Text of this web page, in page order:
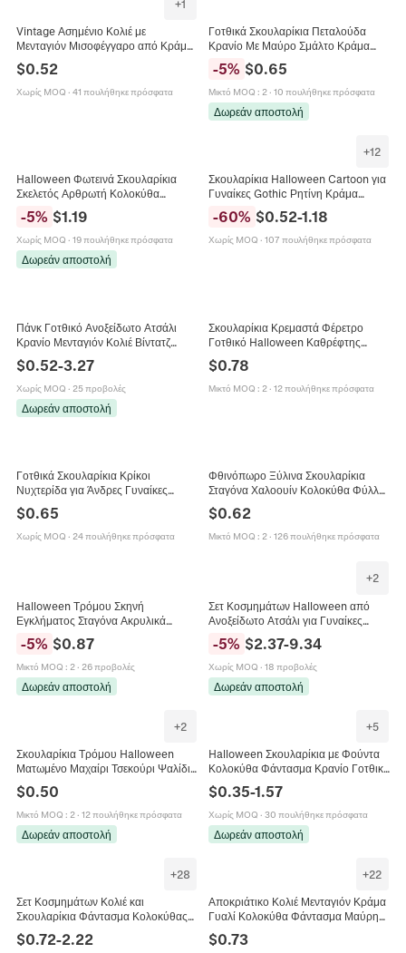
+1
Vintage Ασημένιο Κολιέ με
Μενταγιόν Μισοφέγγαρο από Κράμα
Με Σιλουέτα Μάγισσας Θέμα Μαγείας
Κοσμήματα Halloween για Γυναίκες
Άνδρες
$0.52
Χωρίς MOQ · 41 πουλήθηκε πρόσφατα
Γοτθικά Σκουλαρίκια Πεταλούδα
Κρανίο Με Μαύρο Σμάλτο Κράμα
Μακρύ Άγκιστρο Κοσμήματα Για
Halloween Πάρτι Δώρο Για Άνδρες
Γυναίκες
-5% $0.65
Μικτό MOQ : 2· 10 πουλήθηκε πρόσφατα
Δωρεάν αποστολή
Halloween Φωτεινά Σκουλαρίκια
Σκελετός Αρθρωτή Κολοκύθα
Φάντασμα Κρανίο Σκουλαρίκια για
Γυναίκες Γοτθικά Κοσμήματα Πάρτι
-5% $1.19
Χωρίς MOQ · 19 πουλήθηκε πρόσφατα
Δωρεάν αποστολή
+12
Σκουλαρίκια Halloween Cartoon για
Γυναίκες Gothic Ρητίνη Κράμα
Κολοκύθα Φάντασμα Νυχτερίδα
Αράχνη Κρανίο Γιορτινά Κοσμήματα
Σκουλαρίκια
-60% $0.52-1.18
Χωρίς MOQ · 107 πουλήθηκε πρόσφατα
Πάνκ Γοτθικό Ανοξείδωτο Ατσάλι
Κρανίο Μενταγιόν Κολιέ Βίντατζ
Στρας Για Άνδρες Γυναίκες
$0.52-3.27
Χωρίς MOQ · 25 προβολές
Δωρεάν αποστολή
Σκουλαρίκια Κρεμαστά Φέρετρο
Γοτθικό Halloween Καθρέφτης
Σκοτεινό Στυλ Σκουλαρίκια για
Γυναίκες Πάρτι
$0.78
Μικτό MOQ : 2· 12 πουλήθηκε πρόσφατα
Γοτθικά Σκουλαρίκια Κρίκοι
Νυχτερίδα για Άνδρες Γυναίκες
Vintage Μαύρο Στρας Χάλκινα Ζώο
Σκουλαρίκια Halloween Πάρτι
Κοσμήματα
$0.65
Χωρίς MOQ · 24 πουλήθηκε πρόσφατα
Φθινόπωρο Ξύλινα Σκουλαρίκια
Σταγόνα Χαλοουίν Κολοκύθα Φύλλο
Σφενδάμου Καραμέλα Καλαμποκιού
Διάτρητο Σκουλαρίκια Γυναικεία
Κοσμήματα
$0.62
Μικτό MOQ : 2· 126 πουλήθηκε πρόσφατα
Halloween Τρόμου Σκηνή
Εγκλήματος Σταγόνα Ακρυλικά
Ματωμένο Αποτύπωμα Δακτυλικό
Αποτύπωμα Κόσμημα
-5% $0.87
Μικτό MOQ : 2· 26 προβολές
Δωρεάν αποστολή
+2
Σετ Κοσμημάτων Halloween από
Ανοξείδωτο Ατσάλι για Γυναίκες
Μενταγιόν Κολιέ Βραχιόλι
Σκουλαρίκια
-5% $2.37-9.34
Χωρίς MOQ · 18 προβολές
Δωρεάν αποστολή
+2
Σκουλαρίκια Τρόμου Halloween
Ματωμένο Μαχαίρι Τσεκούρι Ψαλίδι
Ακρυλικό Τυπωτό Γοτθικό Αστείο
Σκουλαρίκια Όπλα Γυναικεία
Κοσμήματα
$0.50
Μικτό MOQ : 2· 12 πουλήθηκε πρόσφατα
Δωρεάν αποστολή
+5
Halloween Σκουλαρίκια με Φούντα
Κολοκύθα Φάντασμα Κρανίο Γοτθικό
Πανκ Στρας Σμάλτο Κρεμαστά
Σκουλαρίκια Γυναικεία Κοσμήματα
$0.35-1.57
Χωρίς MOQ · 30 πουλήθηκε πρόσφατα
Δωρεάν αποστολή
+28
Σετ Κοσμημάτων Κολιέ και
Σκουλαρίκια Φάντασμα Κολοκύθας
Halloween Χριστούγεννα Φωτεινά
Glow In Dark Δώρο Γυναικείο
$0.72-2.22
+22
Αποκριάτικο Κολιέ Μενταγιόν Κράμα
Γυαλί Κολοκύθα Φάντασμα Μαύρη
Γάτα Γοτθικό Κόσμημα Πάρτι
$0.73